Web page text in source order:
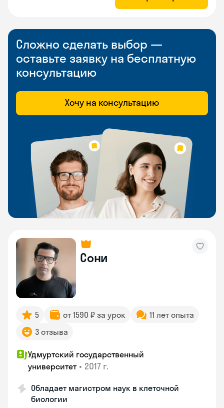
Сложно сделать выбор —
оставьте заявку на бесплатную
консультацию
Хочу на консультацию
Сони
5 от 1590 ₽ за урок
11 лет опыта
3 отзыва
Удмуртский государственный
университет • 2017 г.
Обладает магистром наук в клеточной
биологии